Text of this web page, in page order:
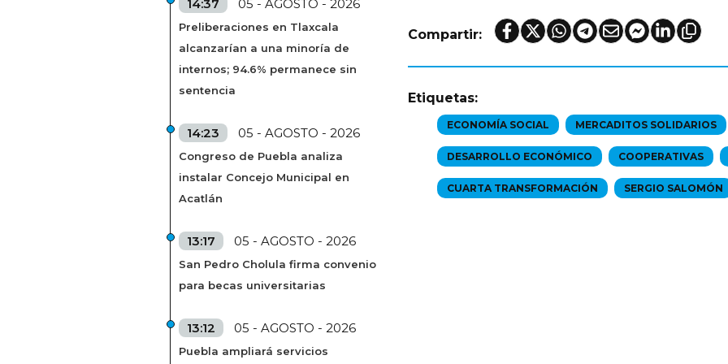
14:37 05 - AGOSTO - 2026
Preliberaciones en Tlaxcala
alcanzarían a una minoría de
internos; 94.6% permanece sin
sentencia
14:23 05 - AGOSTO - 2026
Congreso de Puebla analiza
instalar Concejo Municipal en
Acatlán
13:17 05 - AGOSTO - 2026
San Pedro Cholula firma convenio
para becas universitarias
13:12 05 - AGOSTO - 2026
Puebla ampliará servicios
Compartir:
Etiquetas:
ECONOMÍA SOCIAL MERCADITOS SOLIDARIOS
DESARROLLO ECONÓMICO COOPERATIVAS
CUARTA TRANSFORMACIÓN SERGIO SALOMÓN